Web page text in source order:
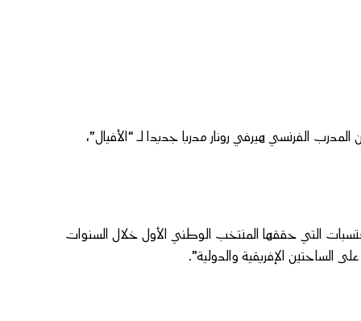
المدرب الفرنسي هيرفي رونار مدربا جديدا لـ “الأفيال”،
التي حققها المنتخب الوطني الأول خلال السنوات
الساحتين الإفريقية والدولية”.